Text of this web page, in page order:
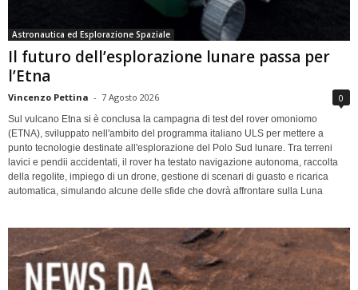
Astronautica ed Esplorazione Spaziale
Il futuro dell’esplorazione lunare passa per
l’Etna
Vincenzo Pettina - 7 Agosto 2026 0
Sul vulcano Etna si è conclusa la campagna di test del rover omoniomo
(ETNA), sviluppato nell'ambito del programma italiano ULS per mettere a
punto tecnologie destinate all'esplorazione del Polo Sud lunare. Tra terreni
lavici e pendii accidentati, il rover ha testato navigazione autonoma, raccolta
della regolite, impiego di un drone, gestione di scenari di guasto e ricarica
automatica, simulando alcune delle sfide che dovrà affrontare sulla Luna